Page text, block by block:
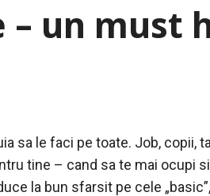
un must
sa le faci pe toate. Job, copii,
tine – cand sa te mai ocupi
la bun sfarsit pe cele